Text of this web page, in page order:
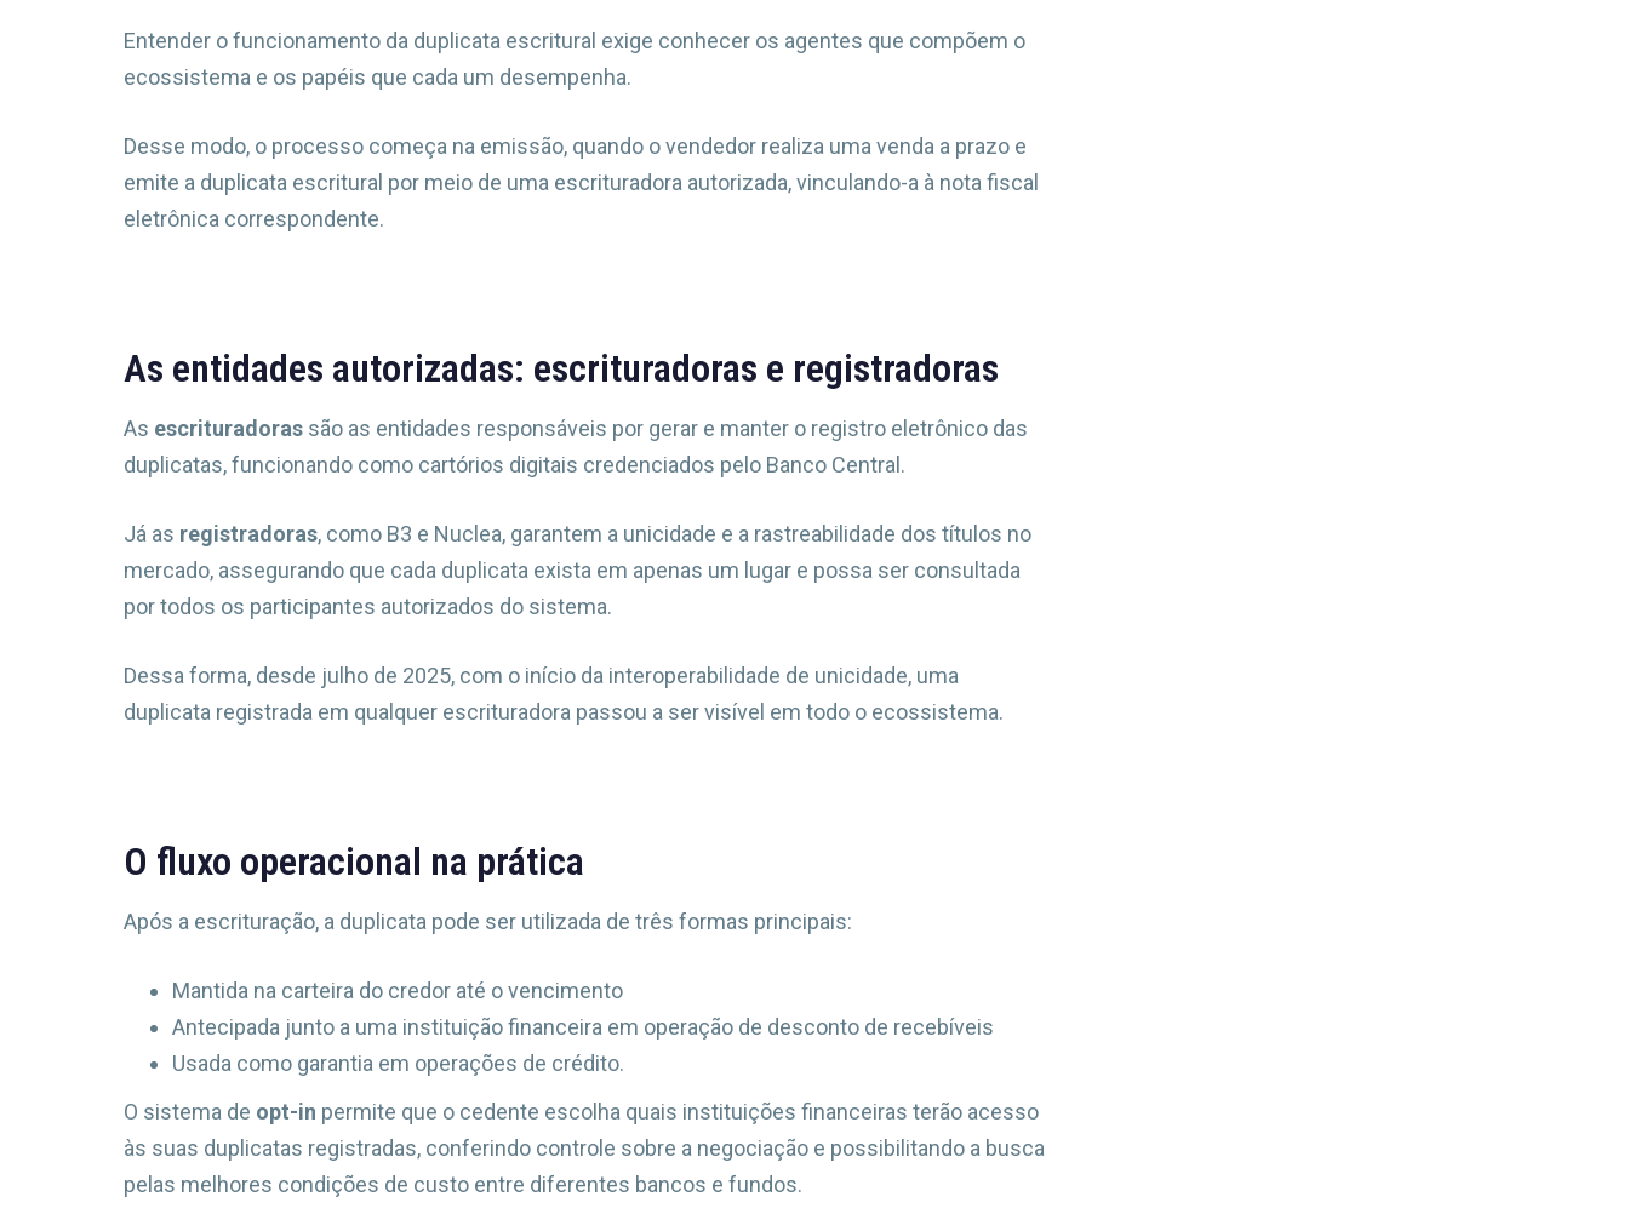
Entender o funcionamento da duplicata escritural exige conhecer os agentes que compõem o
ecossistema e os papéis que cada um desempenha.
Desse modo, o processo começa na emissão, quando o vendedor realiza uma venda a prazo e
emite a duplicata escritural por meio de uma escrituradora autorizada, vinculando-a à nota fiscal
eletrônica correspondente.
As entidades autorizadas: escrituradoras e registradoras
As escrituradoras são as entidades responsáveis por gerar e manter o registro eletrônico das
duplicatas, funcionando como cartórios digitais credenciados pelo Banco Central.
Já as registradoras, como B3 e Nuclea, garantem a unicidade e a rastreabilidade dos títulos no
mercado, assegurando que cada duplicata exista em apenas um lugar e possa ser consultada
por todos os participantes autorizados do sistema.
Dessa forma, desde julho de 2025, com o início da interoperabilidade de unicidade, uma
duplicata registrada em qualquer escrituradora passou a ser visível em todo o ecossistema.
O fluxo operacional na prática
Após a escrituração, a duplicata pode ser utilizada de três formas principais:
Mantida na carteira do credor até o vencimento
Antecipada junto a uma instituição financeira em operação de desconto de recebíveis
Usada como garantia em operações de crédito.
O sistema de opt-in permite que o cedente escolha quais instituições financeiras terão acesso
às suas duplicatas registradas, conferindo controle sobre a negociação e possibilitando a busca
pelas melhores condições de custo entre diferentes bancos e fundos.